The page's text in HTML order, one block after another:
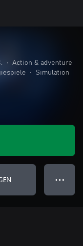
•
Action & adventure
• Simulation
● ● ●